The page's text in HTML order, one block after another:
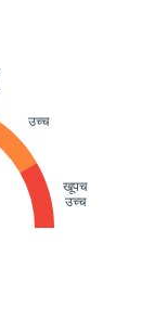
उच्च
खूपच
उच्च